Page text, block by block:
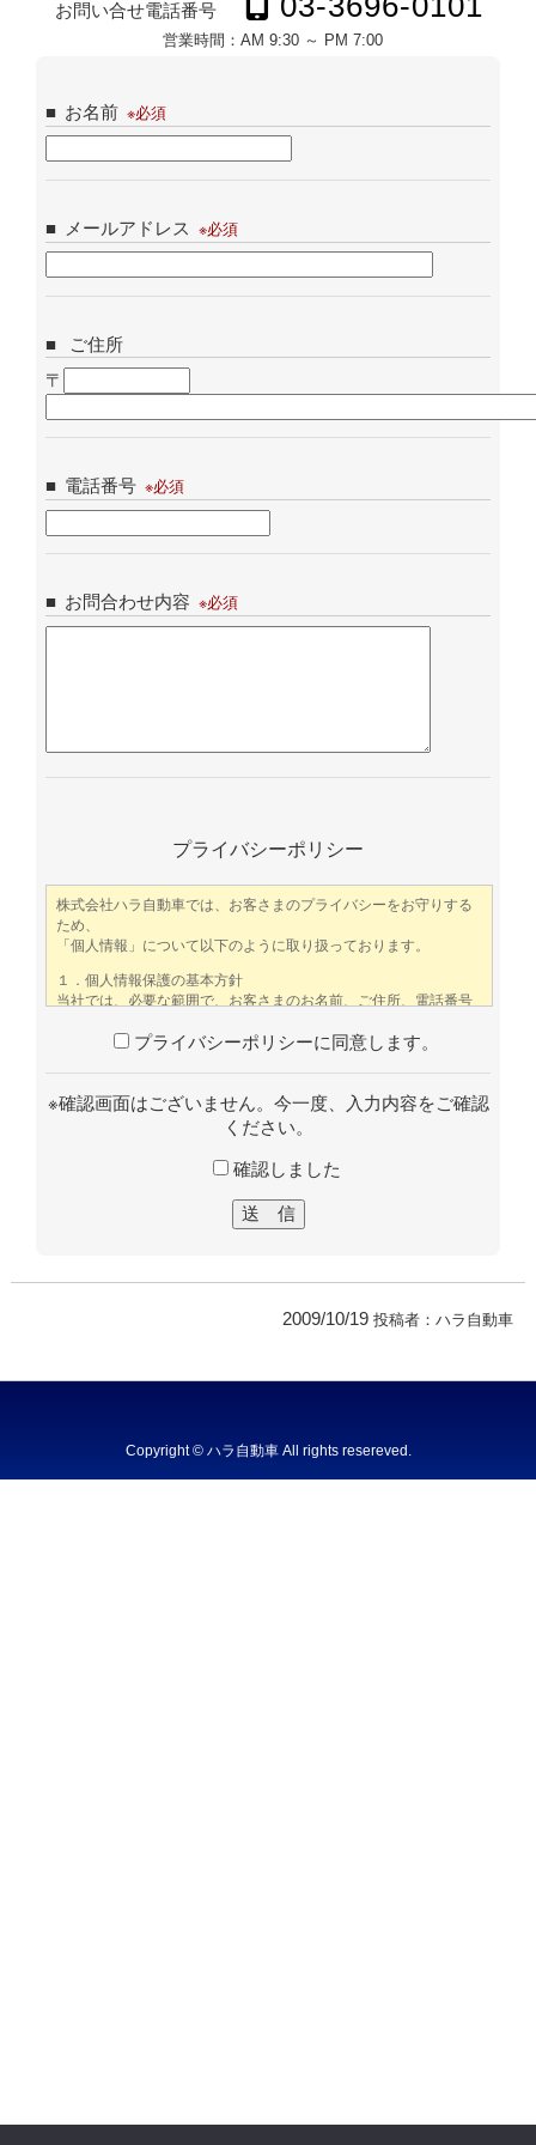
お問い合せ電話番号
営業時間： AM 9:30 ～ PM 7:00
お名前
メールアドレス
ご住所
〒
電話番号
お問合わせ内容
プライバシーポリシー
プライバシーポリシーに同意します。
※確認画面はございません。今一度、入力内容をご確認
ください。
確認しました
2009/10/19 投稿者：ハラ自動車
Copyright © ハラ自動車 All rights resereved.Powered by DJCOM Inc.